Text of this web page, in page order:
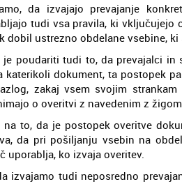
da izvajajo prevajanje
tudi vsa pravila, ki vključujejo
dobil ustrezno obdelane vsebine,
je poudariti tudi to, da prevajalci
katerikoli dokument, ta postopek
zakaj vsem svojim
o overitvi z navedenim z žigom.
na to, da je postopek overitve
da pri pošiljanju vsebin na
uporablja, ko izvaja overitev.
izvajamo tudi neposredno